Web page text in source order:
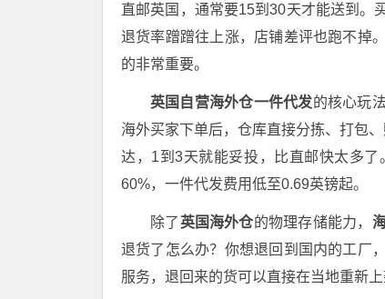
直邮英国，通常要15到30天才能送到。
退货率蹭蹭往上涨，店铺差评也跑不掉
的非常重要。
英国自营海外仓一件代发的核心玩
海外买家下单后，仓库直接分拣、打包
达，1到3天就能妥投，比直邮快太多了
60%，一件代发费用低至0.69英镑起。
除了 英国海外仓的物理存储能力，
退货了怎么办？你想退回到国内的工厂
服务，退回来的货可以直接在当地重新上